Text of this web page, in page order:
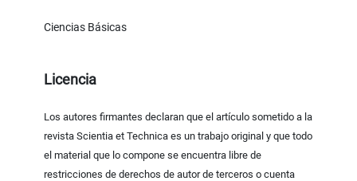
Ciencias Básicas
Licencia
Los autores firmantes declaran que el artículo sometido a la
revista Scientia et Technica es un trabajo original y que todo
el material que lo compone se encuentra libre de
restricciones de derechos de autor de terceros o cuenta